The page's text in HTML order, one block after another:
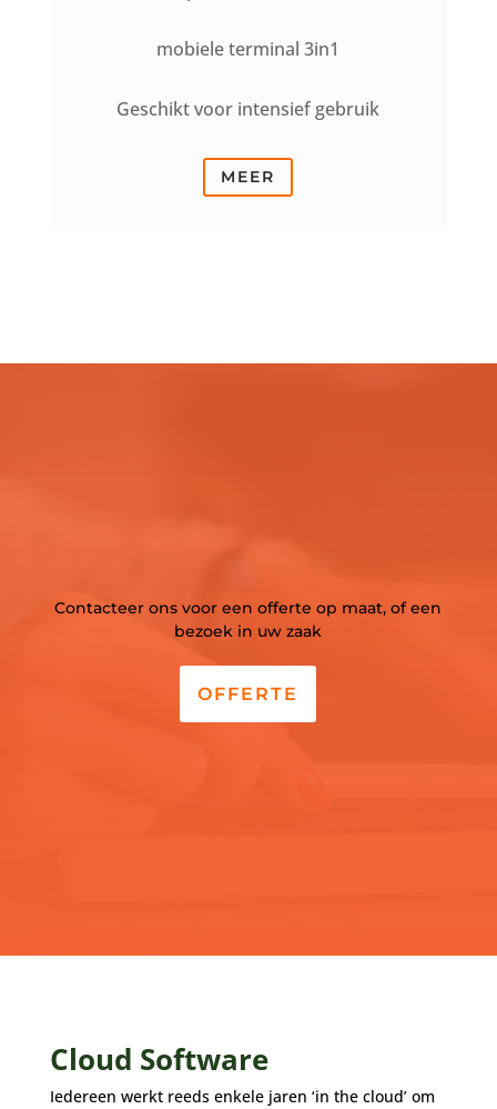
mobiele terminal 3in1
Geschikt voor intensief gebruik
MEER
Contacteer ons voor een offerte op maat, of een
bezoek in uw zaak
OFFERTE
Cloud Software
Iedereen werkt reeds enkele jaren ‘in the cloud’ om